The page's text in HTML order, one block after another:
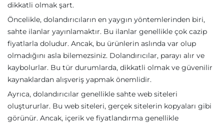
dikkatli olmak şart.
Öncelikle, dolandırıcıların en yaygın yöntemlerinden biri,
sahte ilanlar yayınlamaktır. Bu ilanlar genellikle çok cazip
fiyatlarla doludur. Ancak, bu ürünlerin aslında var olup
olmadığını asla bilemezsiniz. Dolandırıcılar, parayı alır ve
kaybolurlar. Bu tür durumlarda, dikkatli olmak ve güvenilir
kaynaklardan alışveriş yapmak önemlidir.
Ayrıca, dolandırıcılar genellikle sahte web siteleri
oluştururlar. Bu web siteleri, gerçek sitelerin kopyaları gibi
görünür. Ancak, içerik ve fiyatlandırma genellikle